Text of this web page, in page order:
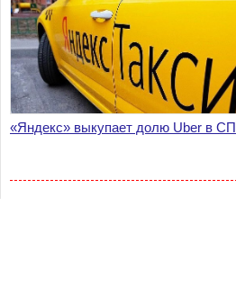
«Яндекс» выкупает долю Uber в СП